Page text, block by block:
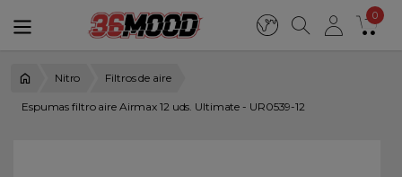
0
Nitro Filtros de aire
Espumas filtro aire Airmax 12 uds. Ultimate - UR0539-12